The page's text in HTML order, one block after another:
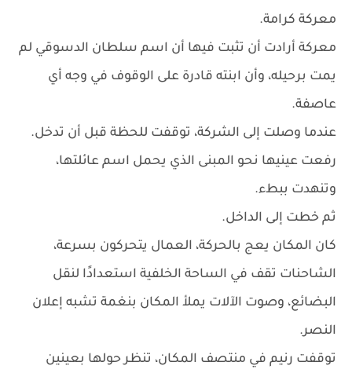
معركة كرامة.
معركة أرادت أن تثبت فيها أن اسم سلطان الدسوقي لم
يمت برحيله، وأن ابنته قادرة على الوقوف في وجه أي
عاصفة.
عندما وصلت إلى الشركة، توقفت للحظة قبل أن تدخل.
رفعت عينيها نحو المبنى الذي يحمل اسم عائلتها،
وتنهدت ببطء.
ثم خطت إلى الداخل.
كان المكان يعج بالحركة، العمال يتحركون بسرعة،
الشاحنات تقف في الساحة الخلفية استعدادًا لنقل
البضائع، وصوت الآلات يملأ المكان بنغمة تشبه إعلان
النصر.
توقفت رنيم في منتصف المكان، تنظر حولها بعينين